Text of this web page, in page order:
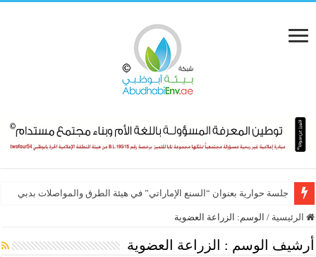
جلسة حوارية بعنوان “السنع الإماراتي” في هيئة الطرق والمواصلات بدبي
الرئيسية / الوسم: الزراعة العضوية
أرشيف الوسم : الزراعة العضوية